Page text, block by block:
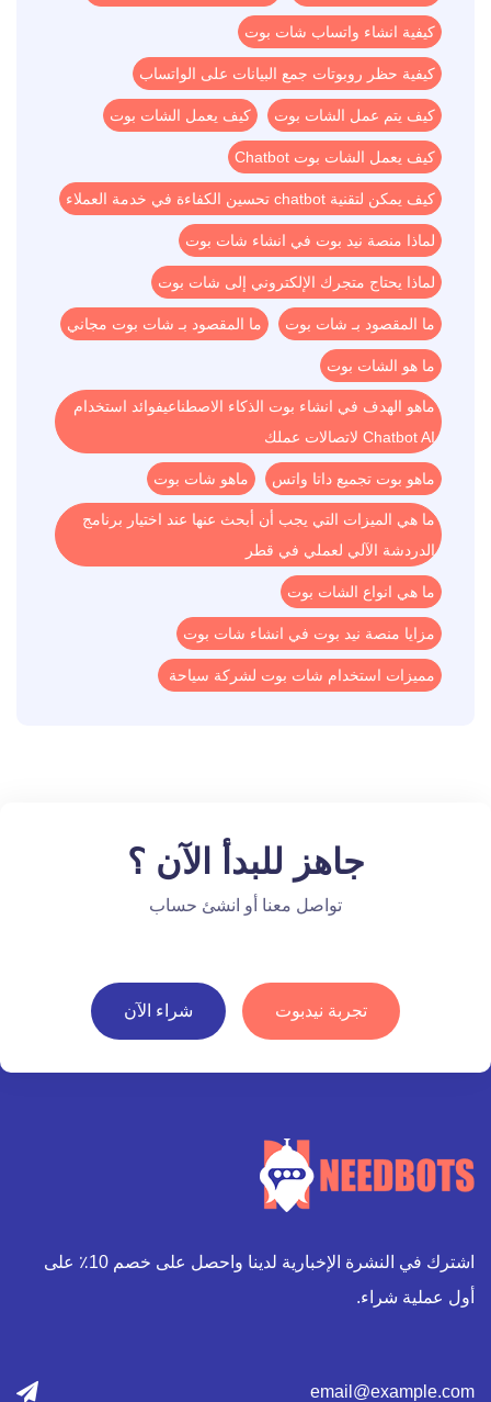
كيفية انشاء واتساب شات بوت
كيفية حظر روبوتات جمع البيانات على الواتساب
كيف يتم عمل الشات بوت كيف يعمل الشات بوت
كيف يعمل الشات بوت Chatbot
كيف يمكن لتقنية chatbot تحسين الكفاءة في خدمة العملاء
لماذا منصة نيد بوت في انشاء شات بوت
لماذا يحتاج متجرك الإلكتروني إلى شات بوت
ما المقصود بـ شات بوت ما المقصود بـ شات بوت مجاني
ما هو الشات بوت
ماهو الهدف في انشاء بوت الذكاء الاصطناعيفوائد استخدام
Chatbot AI لاتصالات عملك
ماهو بوت تجميع داتا واتس ماهو شات بوت
ما هي الميزات التي يجب أن أبحث عنها عند اختيار برنامج
الدردشة الآلي لعملي في قطر
ما هي انواع الشات بوت
مزايا منصة نيد بوت في انشاء شات بوت
مميزات استخدام شات بوت لشركة سياحة
جاهز للبدأ الآن ؟
تواصل معنا أو انشئ حساب
تجربة نيدبوت شراء الآن
اشترك في النشرة الإخبارية لدينا واحصل على خصم 10٪ على
أول عملية شراء.